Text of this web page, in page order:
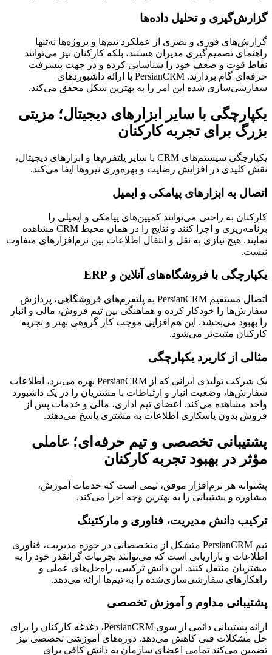
گزارش‌گیری و تحلیل داده‌ها
گزارش‌های فوری و بصری از عملکرد تیم‌ها و پروژه‌ها نه‌تنها
راهنمای تصمیم‌گیری مدیران هستند، بلکه کارکنان نیز می‌توانند
نقاط قوت و ضعف خود را شناسایی کرده و در جهت پیشرفت
حرفه‌ای گام بردارند. PersianCRM با ارائه داشبوردهای
سفارشی‌سازی شده این امر را به بهترین شکل محقق می‌کند.
یکپارچگی با سایر ابزارهای دیجیتال؛ مزیتی
بزرگ برای تجربه کارکنان
یکپارچگی سیستم‌های CRM با سایر پلتفرم‌ها و ابزارهای دیجیتال،
نقش کلیدی در افزایش رضایت و بهره‌وری نیروها ایفا می‌کند.
اتصال به ابزارهای پیامکی و ایمیل
کارکنان به راحتی می‌توانند کمپین‌های پیامکی و ایمیلی را
برنامه‌ریزی و اجرا کنند و نتایج را در همان محیط CRM مشاهده
نمایند. هیچ نیازی به نقل و انتقال اطلاعات بین نرم‌افزارهای متفاوت
نیست.
یکپارچگی با فروشگاه‌های آنلاین و ERP
اتصال مستقیم PersianCRM به پلتفرم‌های فروشگاهی، پردازش
سفارش‌ها را خودکار کرده و هماهنگی بین تیم فروش، مالی و انبار
را بهبود می‌بخشد. این هم‌افزایی موجب کار گروهی بهتر و تجربه
کارکنان مثبت‌تر می‌شود.
مثالی از کاربرد یکپارچگی
یک شرکت تولیدی ایرانی که از PersianCRM بهره می‌برد، اطلاعات
سفارش‌ها، وضعیت انبار و ارتباطات با مشتریان را در یک داشبورد
واحد مشاهده می‌کند. اعضای تیم اداری، مالی و خدمات پس از
فروش بدون پاسکاری اطلاعات به مشتری پاسخ می‌دهند.
پشتیبانی تخصصی و تیم حرفه‌ای؛ عاملی
مؤثر در بهبود تجربه کارکنان
پشتوانه هر نرم‌افزار موفق، تیمی است که خدمات آموزش،
مشاوره و پشتیبانی را به بهترین وجه اجرا می‌کند.
ترکیب دانش مدیریت، فناوری و مارکتینگ
تیم PersianCRM متشکل از متخصصانی در حوزه مدیریت، فناوری
اطلاعات و بازاریابی است که می‌توانند تجربیات گرانقدر خود را به
مشتریان منتقل کنند. این دانش ترکیبی، راه‌حل‌های عملی و
راهکارهای سفارشی‌سازی‌شده را به تیم‌ها ارائه می‌دهد.
پشتیبانی مداوم و آموزش تخصصی
ارائه پشتیبانی دائمی از سوی PersianCRM، دغدغه کارکنان را برای
حل مشکلات فنی کاهش می‌دهد. دوره‌های آموزشی تخصصی نیز
تضمین می‌کند تمامی اعضای سازمان به دانش کافی برای